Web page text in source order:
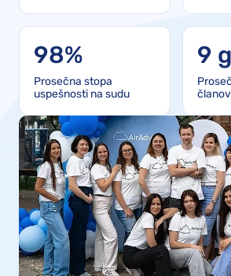
98%
Prosečna stopa
uspešnosti na sudu
9